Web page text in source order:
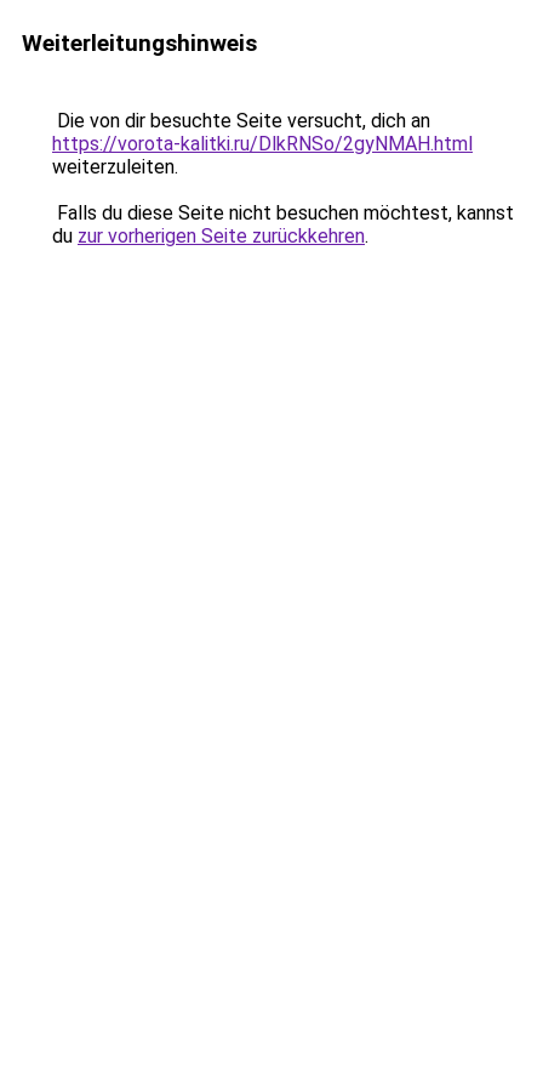
Weiterleitungshinweis
Die von dir besuchte Seite versucht, dich an
https://vorota-kalitki.ru/DlkRNSo/2gyNMAH.html
weiterzuleiten.
Falls du diese Seite nicht besuchen möchtest, kannst
du zur vorherigen Seite zurückkehren.